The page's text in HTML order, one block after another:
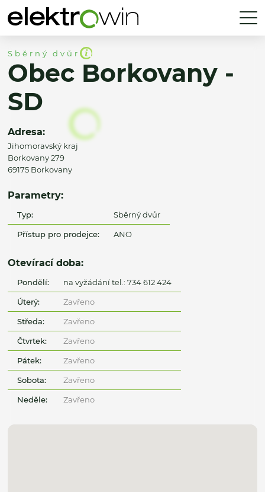
Sběrný dvůr
Obec Borkovany -
SD
Adresa:
Jihomoravský kraj
Borkovany 279
69175 Borkovany
Parametry:
Typ: Sběrný dvůr
Přístup pro prodejce: ANO
Otevírací doba:
Pondělí: na vyžádání tel.: 734 612 424
Úterý: Zavřeno
Středa: Zavřeno
Čtvrtek: Zavřeno
Pátek: Zavřeno
Sobota: Zavřeno
Neděle: Zavřeno